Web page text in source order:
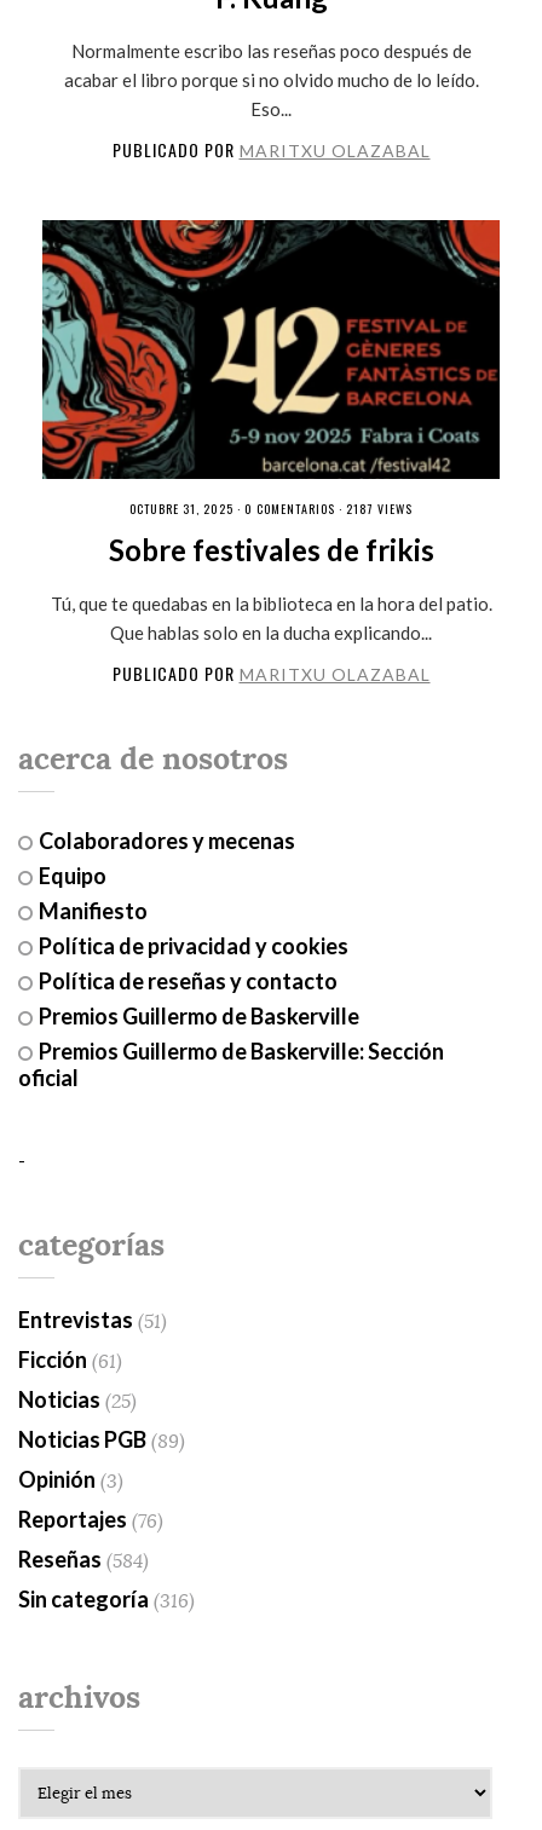
Normalmente escribo las reseñas poco después de
acabar el libro porque si no olvido mucho de lo leído.
Eso...
PUBLICADO POR MARITXU OLAZABAL
OCTUBRE 31, 2025 · 0 COMENTARIOS · 2187 VIEWS
Sobre festivales de frikis
Tú, que te quedabas en la biblioteca en la hora del patio.
Que hablas solo en la ducha explicando...
PUBLICADO POR MARITXU OLAZABAL
acerca de nosotros
Colaboradores y mecenas
Equipo
Manifiesto
Política de privacidad y cookies
Política de reseñas y contacto
Premios Guillermo de Baskerville
Premios Guillermo de Baskerville: Sección
oficial
-
categorías
Entrevistas (51)
Ficción (61)
Noticias (25)
Noticias PGB(89)
Opinión (3)
Reportajes (76)
Reseñas (584)
Sin categoría (316)
archivos